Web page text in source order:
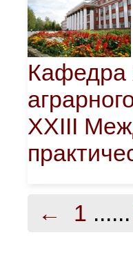
Кафедра
XXIII
← 1 ......